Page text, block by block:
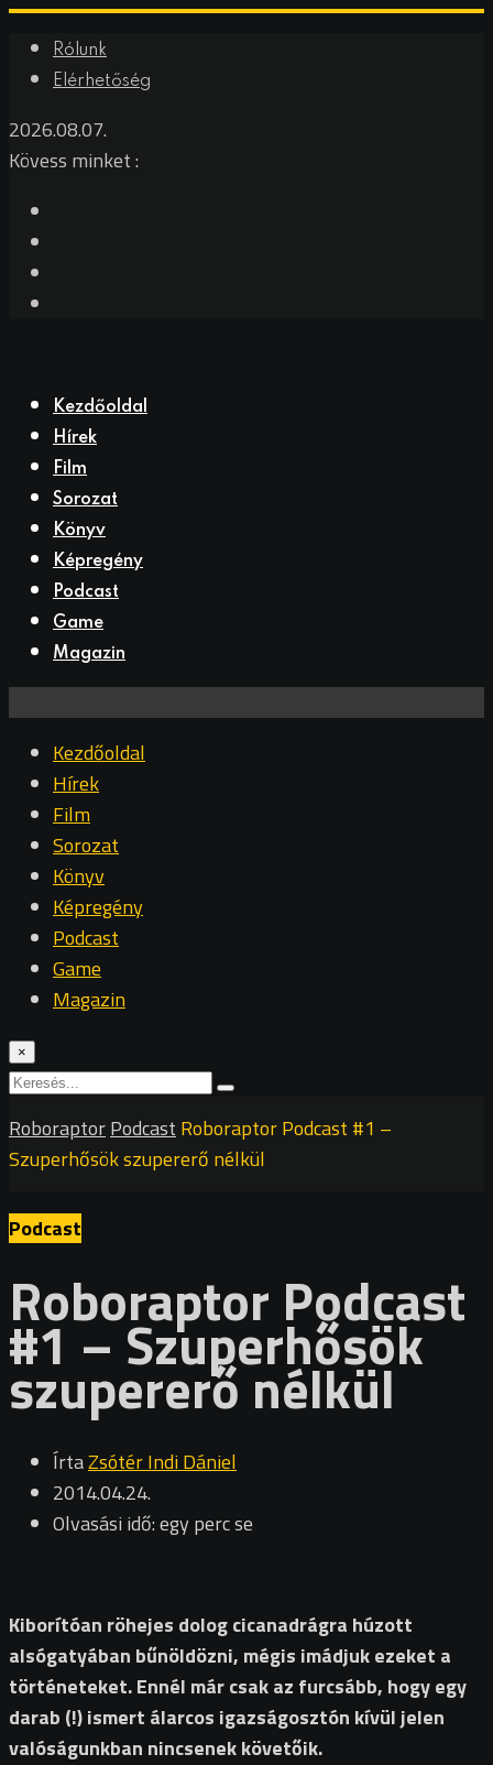
Rólunk
Elérhetőség
2026.08.07.
Kövess minket :
Kezdőoldal
Hírek
Film
Sorozat
Könyv
Képregény
Podcast
Game
Magazin
Kezdőoldal
Hírek
Film
Sorozat
Könyv
Képregény
Podcast
Game
Magazin
×
RoboraptorPodcast Roboraptor Podcast #1 –
Szuperhősök szupererő nélkül
Podcast
Roboraptor Podcast
#1 – Szuperhősök
szupererő nélkül
ÍrtaZsótér Indi Dániel
2014.04.24.
Olvasási idő: egy perc se
Kiborítóan röhejes dolog cicanadrágra húzott
alsógatyában bűnöldözni, mégis imádjuk ezeket a
történeteket. Ennél már csak az furcsább, hogy egy
darab (!) ismert álarcos igazságosztón kívül jelen
valóságunkban nincsenek követőik.